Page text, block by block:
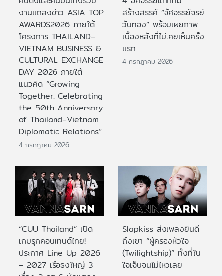
งานแถลงข่าว ASIA TOP
AWARDS2026 ภายใต้
โครงการ THAILAND–
VIETNAM BUSINESS &
CULTURAL EXCHANGE
DAY 2026 ภายใต้
แนวคิด “Growing
Together: Celebrating
the 50th Anniversary
of Thailand–Vietnam
Diplomatic Relations”
4 กรกฎาคม 2026
สร้างสรรค์ “อัศจรรย์จรย์
วันทอง” พร้อมเผยภาพ
เบื้องหลังที่ไม่เคยเห็นครั้ง
แรก
4 กรกฎาคม 2026
“CUU Thailand” เปิด
เกมรุกคอนเทนต์ไทย!
ประกาศ Line Up 2026
– 2027 เรือธงใหญ่ 3
Slapkiss ส่งเพลงยินดี
ถึงเขา “ผู้ครองหัวใจ
(Twilightship)” ทั้งที่ใน
ใจเจ็บจนไม่ไหวเลย